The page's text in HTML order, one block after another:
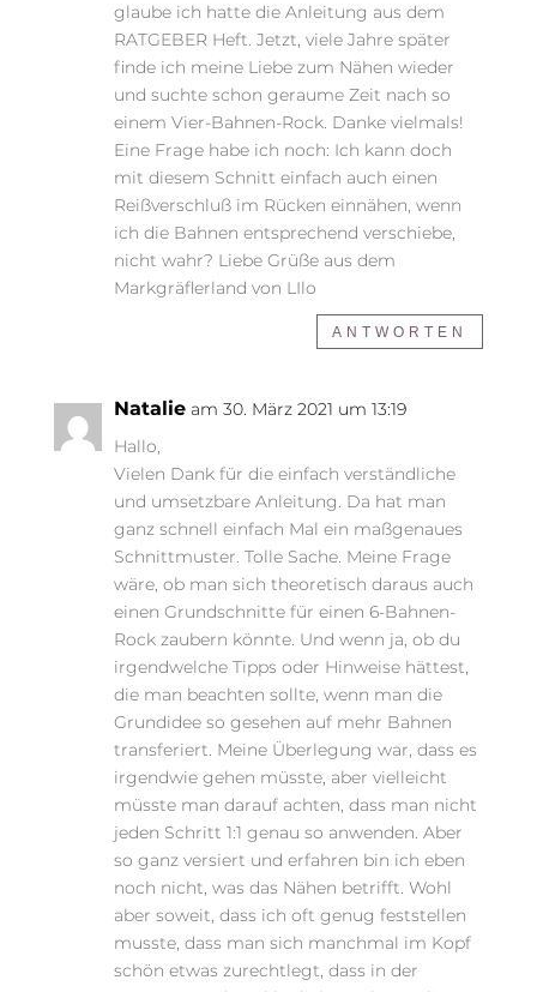
glaube ich hatte die Anleitung aus dem
RATGEBER Heft. Jetzt, viele Jahre später
finde ich meine Liebe zum Nähen wieder
und suchte schon geraume Zeit nach so
einem Vier-Bahnen-Rock. Danke vielmals!
Eine Frage habe ich noch: Ich kann doch
mit diesem Schnitt einfach auch einen
Reißverschluß im Rücken einnähen, wenn
ich die Bahnen entsprechend verschiebe,
nicht wahr? Liebe Grüße aus dem
Markgräflerland von LIlo
ANTWORTEN
Natalie am 30. März 2021 um 13:19
Hallo,
Vielen Dank für die einfach verständliche
und umsetzbare Anleitung. Da hat man
ganz schnell einfach Mal ein maßgenaues
Schnittmuster. Tolle Sache. Meine Frage
wäre, ob man sich theoretisch daraus auch
einen Grundschnitte für einen 6-Bahnen-
Rock zaubern könnte. Und wenn ja, ob du
irgendwelche Tipps oder Hinweise hättest,
die man beachten sollte, wenn man die
Grundidee so gesehen auf mehr Bahnen
transferiert. Meine Überlegung war, dass es
irgendwie gehen müsste, aber vielleicht
müsste man darauf achten, dass man nicht
jeden Schritt 1:1 genau so anwenden. Aber
so ganz versiert und erfahren bin ich eben
noch nicht, was das Nähen betrifft. Wohl
aber soweit, dass ich oft genug feststellen
musste, dass man sich manchmal im Kopf
schön etwas zurechtlegt, dass in der